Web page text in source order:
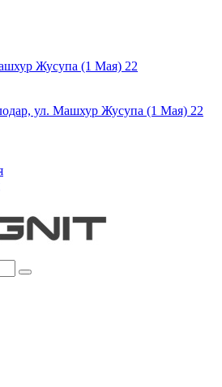
Жусупа (1 Мая) 22
ул. Машхур Жусупа (1 Мая) 22